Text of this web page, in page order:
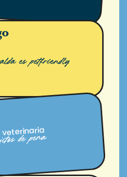
es petfriendly
de pena